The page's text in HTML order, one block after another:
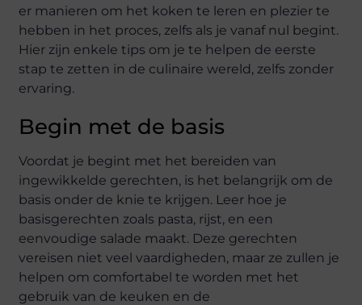
er manieren om het koken te leren en plezier te
hebben in het proces, zelfs als je vanaf nul begint.
Hier zijn enkele tips om je te helpen de eerste
stap te zetten in de culinaire wereld, zelfs zonder
ervaring.
Begin met de basis
Voordat je begint met het bereiden van
ingewikkelde gerechten, is het belangrijk om de
basis onder de knie te krijgen. Leer hoe je
basisgerechten zoals pasta, rijst, en een
eenvoudige salade maakt. Deze gerechten
vereisen niet veel vaardigheden, maar ze zullen je
helpen om comfortabel te worden met het
gebruik van de keuken en de